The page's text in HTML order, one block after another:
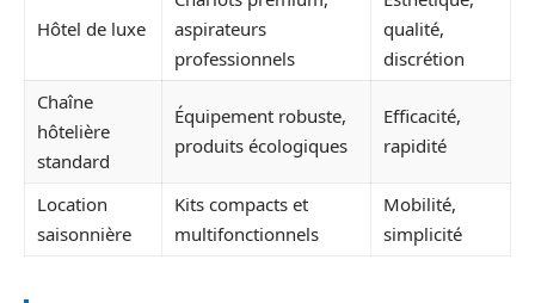
Hôtel de luxe
aspirateurs
professionnels
qualité,
discrétion
Chaîne
hôtelière
standard
Équipement robuste,
produits écologiques
Efficacité,
rapidité
Location
saisonnière
Kits compacts et
multifonctionnels
Mobilité,
simplicité